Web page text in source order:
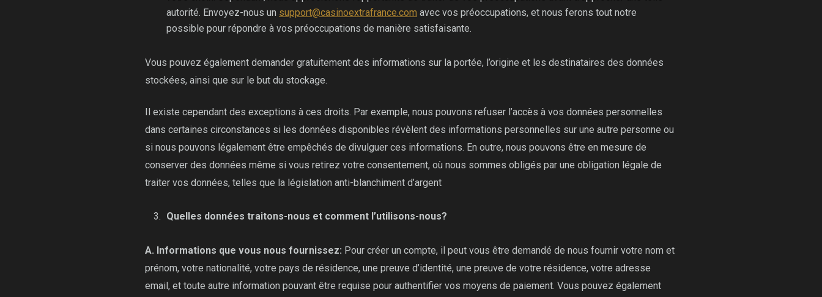
autorité. Envoyez-nous un support@casinoextrafrance.com avec vos préoccupations, et nous ferons tout notre
possible pour répondre à vos préoccupations de manière satisfaisante.
Vous pouvez également demander gratuitement des informations sur la portée, l’origine et les destinataires des données
stockées, ainsi que sur le but du stockage.
Il existe cependant des exceptions à ces droits. Par exemple, nous pouvons refuser l’accès à vos données personnelles
dans certaines circonstances si les données disponibles révèlent des informations personnelles sur une autre personne ou
si nous pouvons légalement être empêchés de divulguer ces informations. En outre, nous pouvons être en mesure de
conserver des données même si vous retirez votre consentement, où nous sommes obligés par une obligation légale de
traiter vos données, telles que la législation anti-blanchiment d’argent
Quelles données traitons-nous et comment l’utilisons-nous?
A. Informations que vous nous fournissez: Pour créer un compte, il peut vous être demandé de nous fournir votre nom et
prénom, votre nationalité, votre pays de résidence, une preuve d’identité, une preuve de votre résidence, votre adresse
email, et toute autre information pouvant être requise pour authentifier vos moyens de paiement. Vous pouvez également